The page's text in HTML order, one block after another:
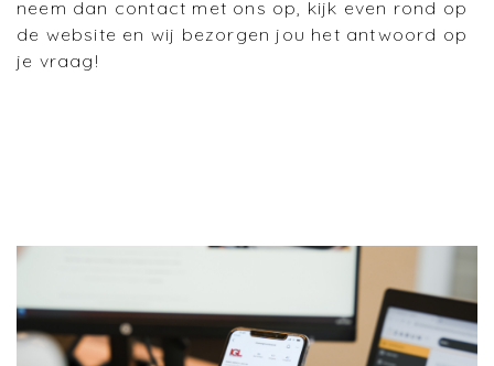
neem dan contact met ons op, kijk even rond op
de website en wij bezorgen jou het antwoord op
je vraag!